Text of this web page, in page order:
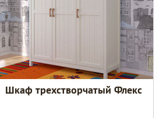
Шкаф трехстворчатый Флекс